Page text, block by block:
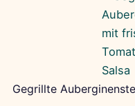
Gegrillte